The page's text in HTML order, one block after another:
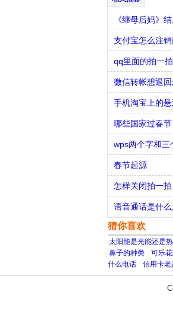
《继母后妈》
支付宝怎么注
qq里面的拍一
微信转帐想退
手机淘宝上的
哪些国家过春节
wps两个字和三
春节起源
怎样关闭拍一拍
语音通话是什
猜你喜欢
太阳能是光能还是
鼻子的种类
可乐
什么电话
信用卡老